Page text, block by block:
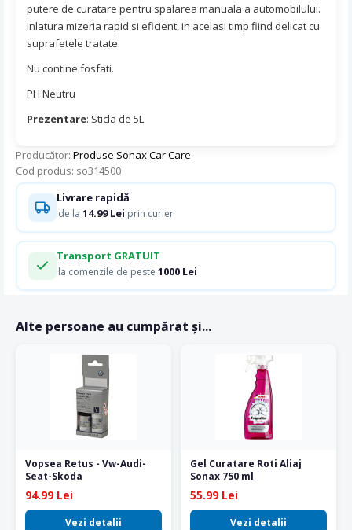
putere de curatare pentru spalarea manuala a automobilului.
Inlatura mizeria rapid si eficient, in acelasi timp fiind delicat cu
suprafetele tratate.
Nu contine fosfati.
PH Neutru
Prezentare: Sticla de 5L
Producător: Produse Sonax Car Care
Cod produs: so314500
Livrare rapidă
de la 14.99 Lei prin curier
Transport GRATUIT
la comenzile de peste 1000 Lei
Alte persoane au cumpărat și...
Vopsea Retus - Vw-Audi-
Seat-Skoda
94.99 Lei
Vezi detalii
Gel Curatare Roti Aliaj
Sonax 750 ml
55.99 Lei
Vezi detalii